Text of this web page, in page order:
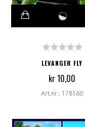
LEVANGER FLY
kr 10,00
Art.nr.: 178160